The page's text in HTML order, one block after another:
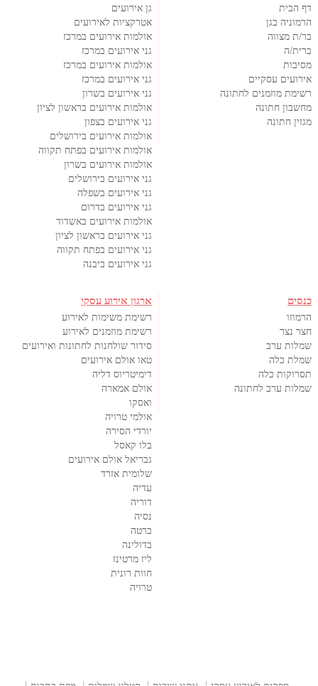
דף הבית
הרמוניה בגן
בר/ת מצווה
ברית/ה
מסיבות
אירועים עסקיים
רשימת מוזמנים לחתונה
מחשבון חתונה
מגזין חתונה
גן אירועים
אטרקציות לאירועים
אולמות אירועים במרכז
גני אירועים במרכז
אולמות אירועים במרכז
גני אירועים במרכז
גני אירועים בשרון
אולמות אירועים בראשון לציון
גני אירועים בצפון
אולמות אירועים בירושלים
אולמות אירועים בפתח תקווה
אולמות אירועים בשרון
גני אירועים בירושלים
גני אירועים בשפלה
גני אירועים בדרום
אולמות אירועים באשדוד
גני אירועים בראשון לציון
גני אירועים בפתח תקווה
גני אירועים ביבנה
כנסים
הרמוזו
חצר נצר
שמלות ערב
שמלת כלה
תסרוקות כלה
שמלות ערב לחתונה
ארגון אירוע עסקי
רשימת משימות לאירוע
רשימת מוזמנים לאירוע
סידור שולחנות לחתונות ואירועים
טאו אולם אירועים
דימיטריוס דליה
אולם אמארה
ואסקו
אולמי טרויה
יורדי הסירה
בלו קאסל
גבריאל אולם אירועים
שלומית אזרד
עדיה
דוריה
נסיה
ברטה
בדולינה
ליז מרטינז
חוות רונית
טרויה